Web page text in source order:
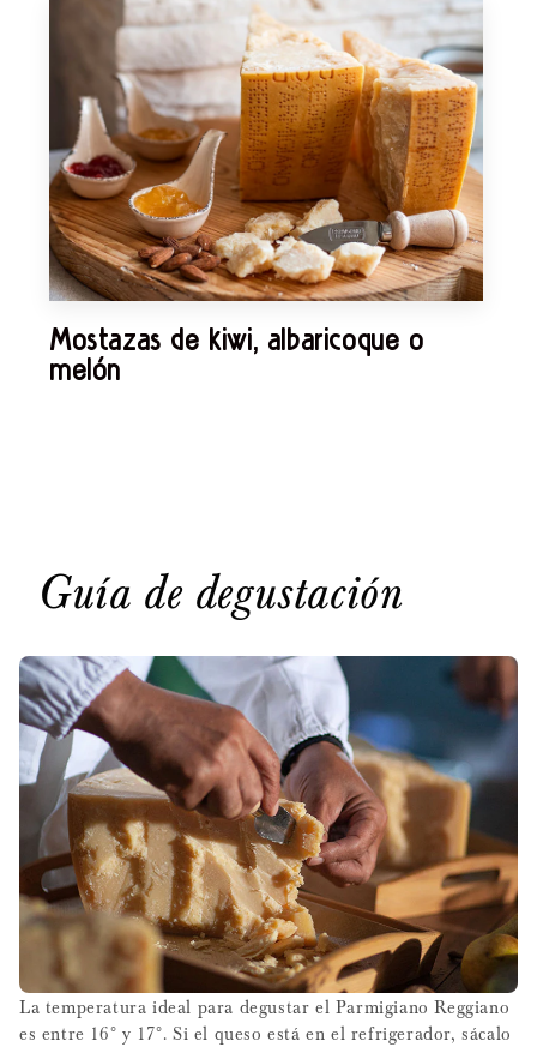
Mostazas de kiwi, albaricoque o
melón
Guía de degustación
La temperatura ideal para degustar el Parmigiano Reggiano
es entre 16° y 17°. Si el queso está en el refrigerador, sácalo